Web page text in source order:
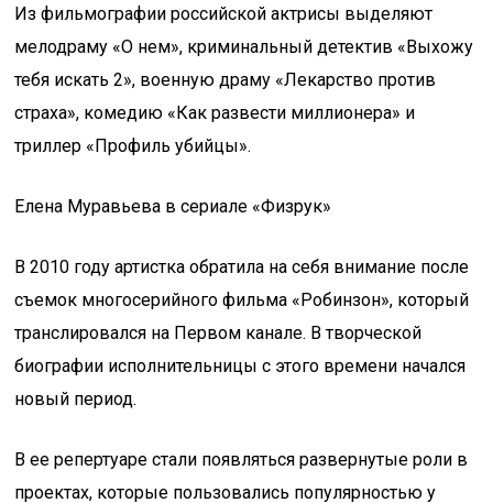
Из фильмографии российской актрисы выделяют
мелодраму «О нем», криминальный детектив «Выхожу
тебя искать 2», военную драму «Лекарство против
страха», комедию «Как развести миллионера» и
триллер «Профиль убийцы».
Елена Муравьева в сериале «Физрук»
В 2010 году артистка обратила на себя внимание после
съемок многосерийного фильма «Робинзон», который
транслировался на Первом канале. В творческой
биографии исполнительницы с этого времени начался
новый период.
В ее репертуаре стали появляться развернутые роли в
проектах, которые пользовались популярностью у